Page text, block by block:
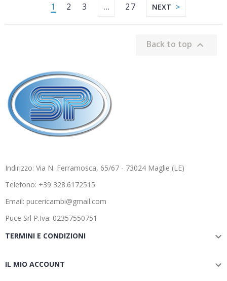
1 2 3 … 27 NEXT
Back to top 
Indirizzo: Via N. Ferramosca, 65/67 - 73024 Maglie (LE)
Telefono: +39 328.6172515
Email: pucericambi@gmail.com
Puce Srl P.Iva: 02357550751
TERMINI E CONDIZIONI

IL MIO ACCOUNT 